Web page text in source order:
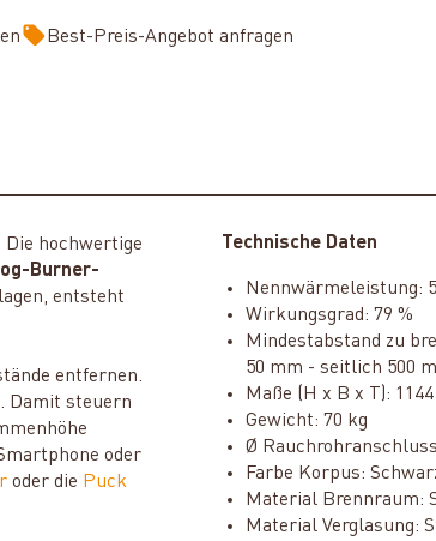
Best-Preis-Angebot anfragen
Die hochwertige
Burner-
entsteht
entfernen.
. Damit steuern
oder
oder die Puck
Technische Daten
Nennwärmeleistung:
Wirkungsgrad: 79 %
Mindestabstand zu
50 mm - seitlich 500
Maße (H x B x T):
Gewicht: 70 kg
Ø
Farbe Korpus:
Material Brennraum:
Material Verglasung: